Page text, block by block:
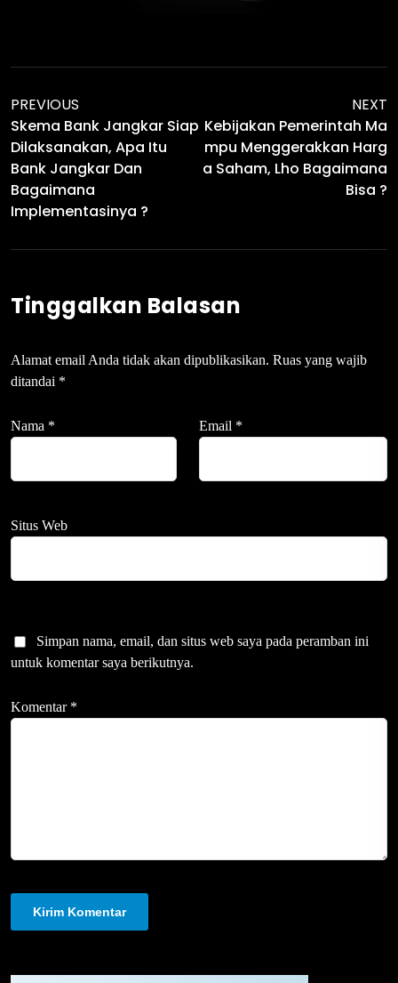
PREVIOUS
Skema Bank Jangkar Siap
Dilaksanakan, Apa Itu
Bank Jangkar Dan
Bagaimana
Implementasinya ?
NEXT
Kebijakan Pemerintah Ma
Mpu Menggerakkan Harg
A Saham, Lho Bagaimana
Bisa ?
Tinggalkan Balasan
Alamat email Anda tidak akan dipublikasikan. Ruas yang wajib
ditandai *
Nama * Email *
Situs Web
Simpan nama, email, dan situs web saya pada peramban ini
untuk komentar saya berikutnya.
Komentar *